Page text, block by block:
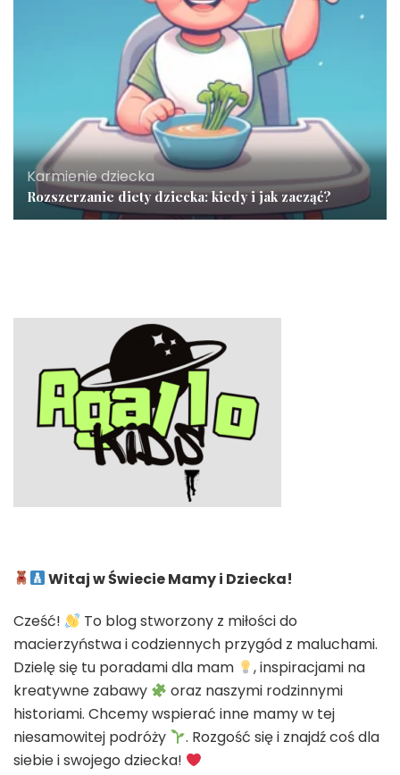
Karmienie dziecka
Rozszerzanie diety dziecka: kiedy i jak zacząć?
Witaj w Świecie Mamy i Dziecka!
Cześć!
To blog stworzony z miłości do
macierzyństwa i codziennych przygód z maluchami.
Dzielę się tu poradami dla mam
, inspiracjami na
kreatywne zabawy
oraz naszymi rodzinnymi
historiami. Chcemy wspierać inne mamy w tej
niesamowitej podróży
. Rozgość się i znajdź coś dla
siebie i swojego dziecka!